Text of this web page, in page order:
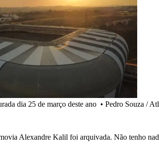
dia 25 de março deste ano • Pedro Souza /
Alexandre Kalil foi arquivada. Não tenho